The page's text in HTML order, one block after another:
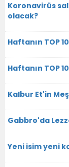
Koronavirüs
olacak?
Haftanın TOP
Haftanın TOP
Kalbur Et'in
Gabbro'da
Yeni isim yeni